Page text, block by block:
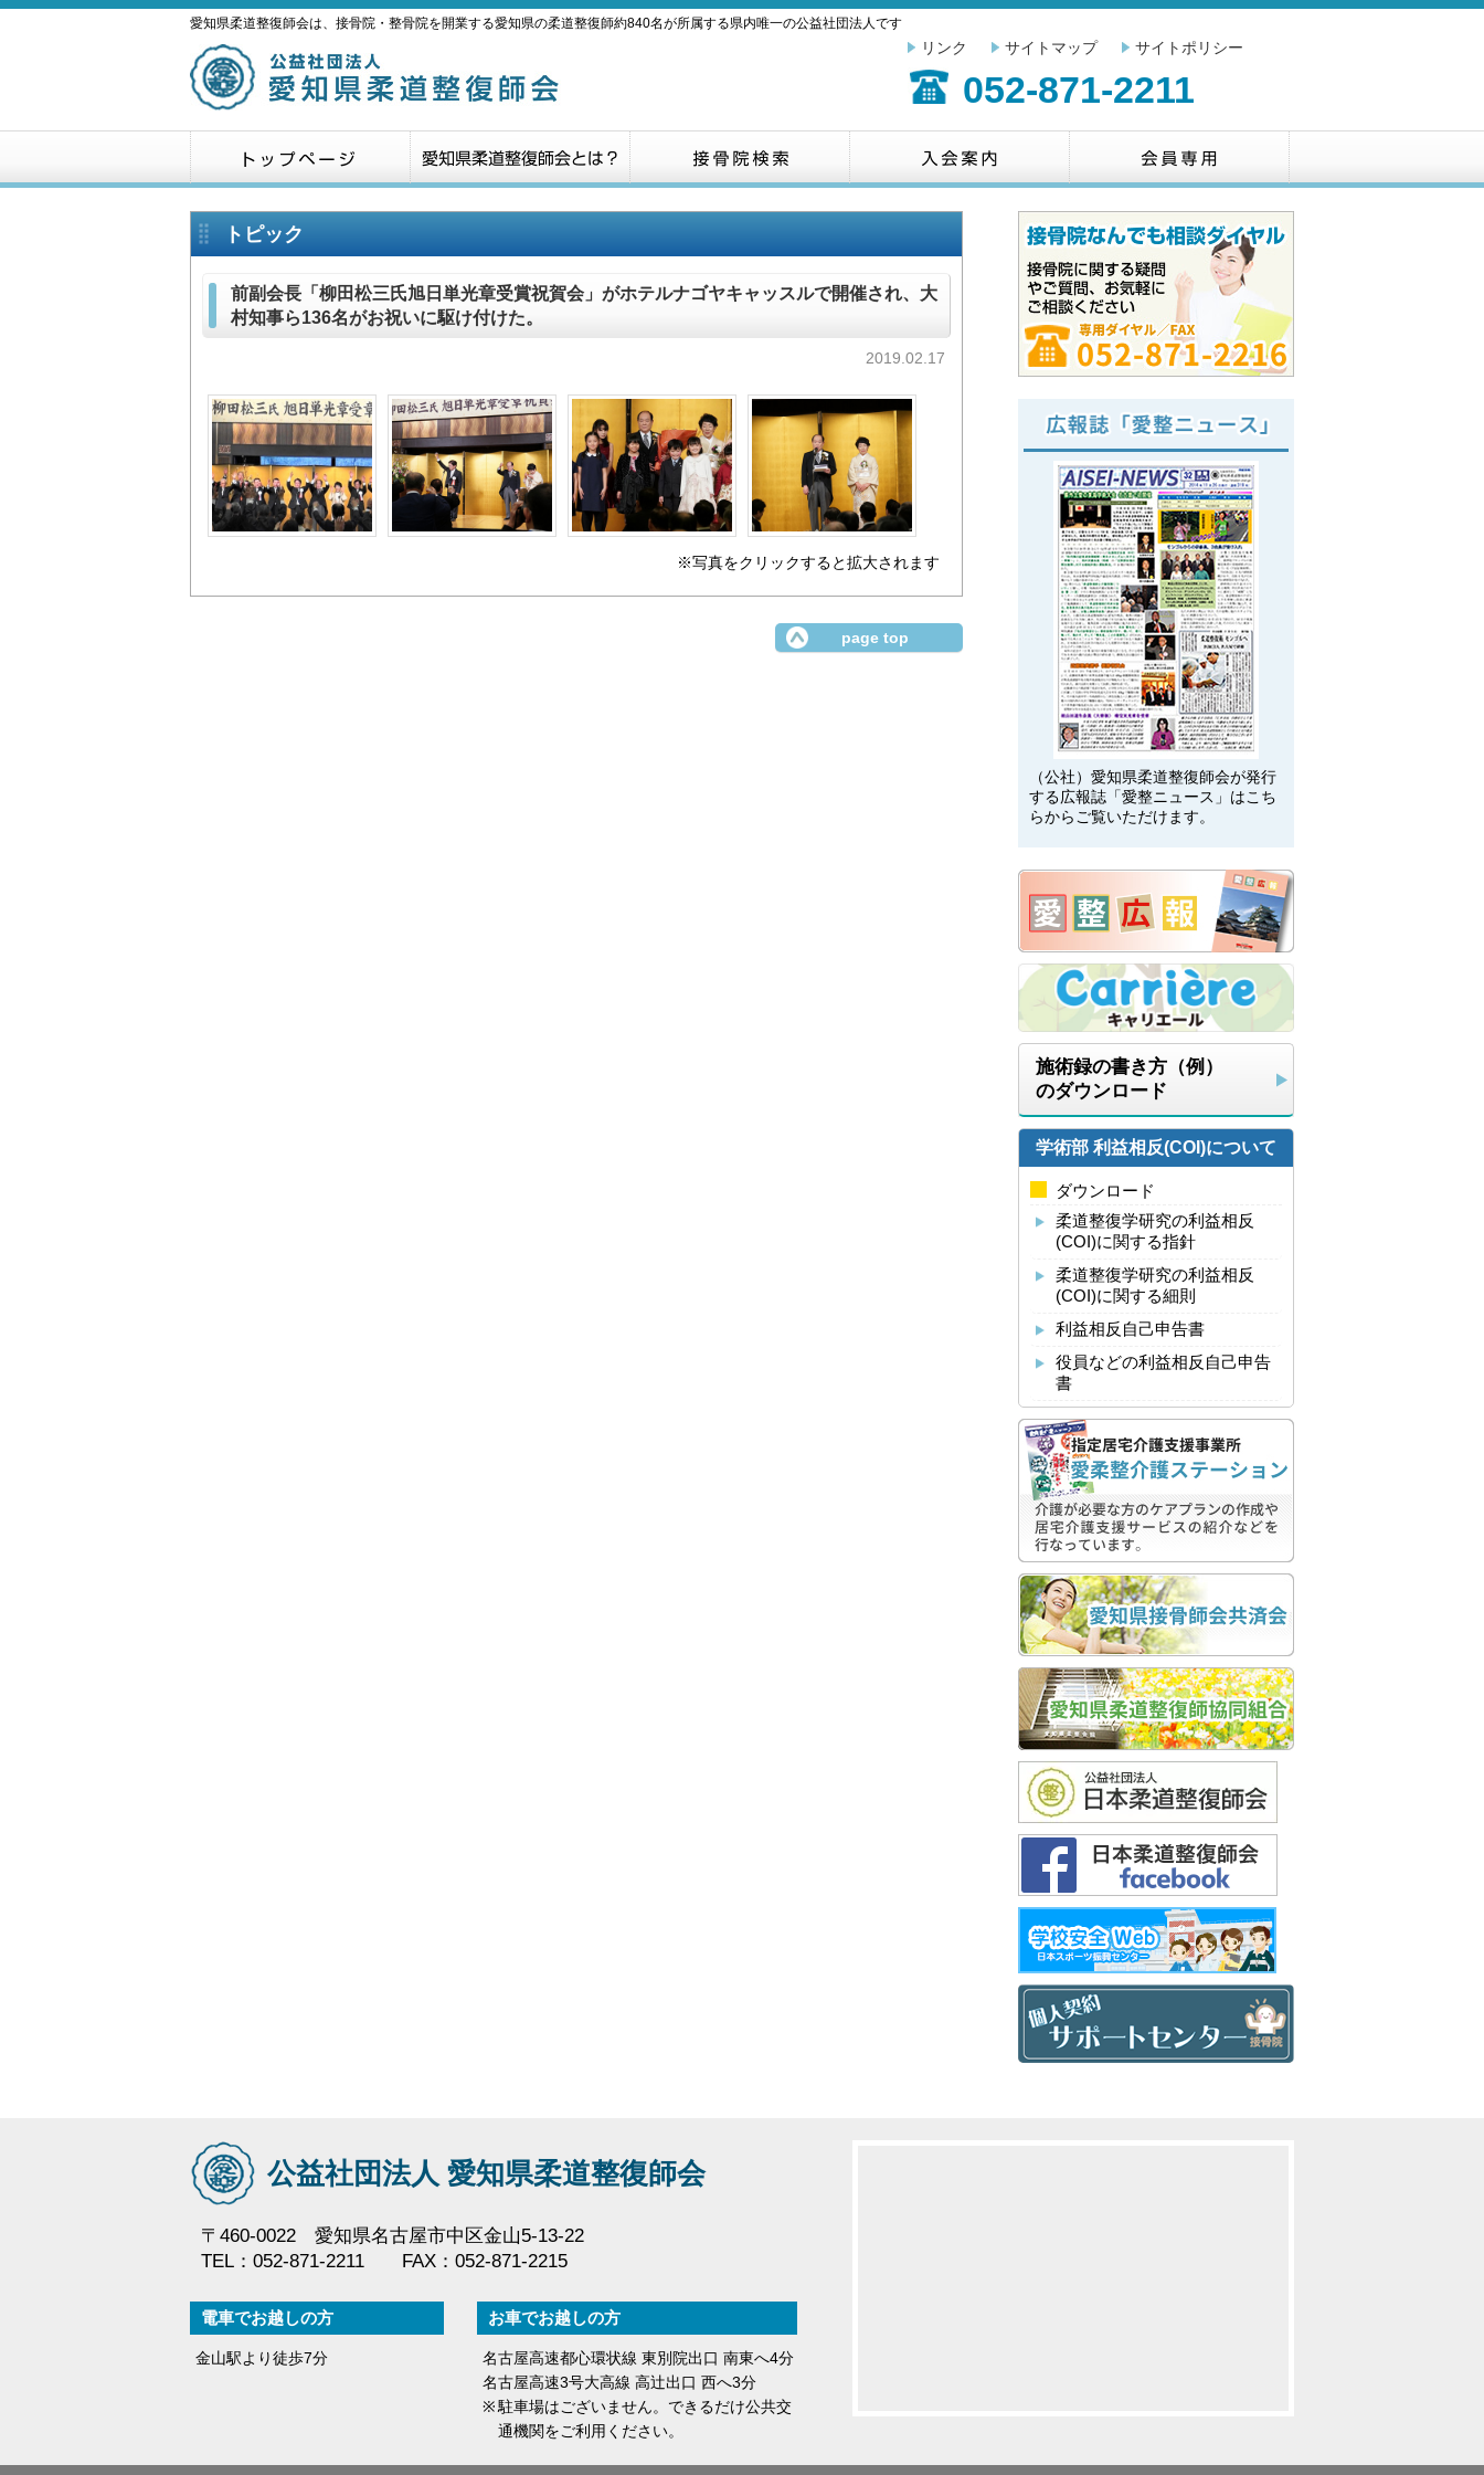
愛知県柔道整復師会は、接骨院・整骨院を開業する愛知県の柔道整復師約840名が所属する県内唯一の公益社団法人です
リンク サイトマップ サイトポリシー
052-871-2211
トピック
前副会長「柳田松三氏旭日単光章受賞祝賀会」がホテルナゴヤキャッスルで開催され、大
村知事ら136名がお祝いに駆け付けた。
2019.02.17
※写真をクリックすると拡大されます
page top
（公社）愛知県柔道整復師会が発行
する広報誌「愛整ニュース」はこち
らからご覧いただけます。
施術録の書き方（例）
のダウンロード
学術部 利益相反(COI)について
ダウンロード
柔道整復学研究の利益相反
(COI)に関する指針
柔道整復学研究の利益相反
(COI)に関する細則
利益相反自己申告書
役員などの利益相反自己申告
書
公益社団法人 愛知県柔道整復師会
〒460-0022 愛知県名古屋市中区金山5-13-22
TEL：052-871-2211 FAX：052-871-2215
電車でお越しの方
金山駅より徒歩7分
お車でお越しの方
名古屋高速都心環状線 東別院出口 南東へ4分
名古屋高速3号大高線 高辻出口 西へ3分
駐車場はございません。できるだけ公共交
通機関をご利用ください。